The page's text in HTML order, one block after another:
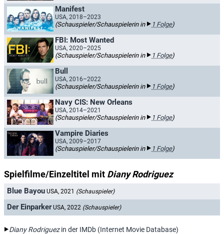
Manifest
USA, 2018–2023
(Schauspieler/Schauspielerin in 1 Folge)
FBI: Most Wanted
USA, 2020–2025
(Schauspieler/Schauspielerin in 1 Folge)
Bull
USA, 2016–2022
(Schauspieler/Schauspielerin in 1 Folge)
Navy CIS: New Orleans
USA, 2014–2021
(Schauspieler/Schauspielerin in 1 Folge)
Vampire Diaries
USA, 2009–2017
(Schauspieler/Schauspielerin in 1 Folge)
Spielfilme/Einzeltitel mit Diany Rodriguez
Blue Bayou USA, 2021 (Schauspieler)
Der Einparker USA, 2022 (Schauspieler)
Diany Rodriguezin der IMDb (Internet Movie Database)